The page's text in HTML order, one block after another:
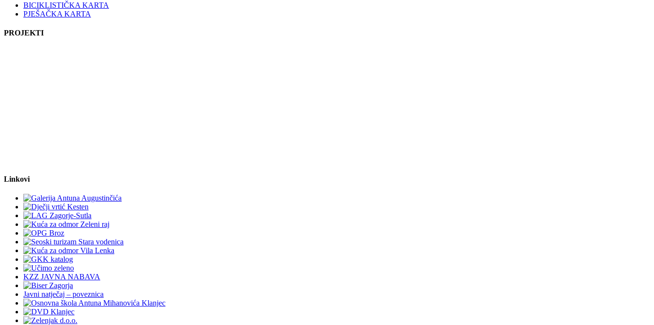
BICIKLISTIČKA KARTA
PJEŠAČKA KARTA
PROJEKTI
Linkovi
KZZ JAVNA NABAVA
Javni natječaj – poveznica